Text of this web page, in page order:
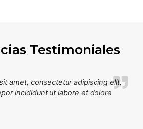
Testimoniales
amet, consectetur adipiscing elit,
incididunt ut labore et dolore